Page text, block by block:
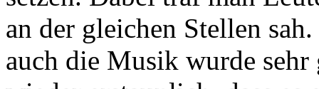
an der gleichen Stellen
auch die Musik wurde